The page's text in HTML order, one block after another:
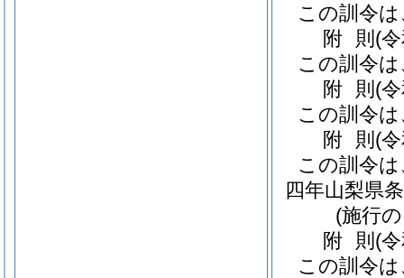
この訓令
附 則 (
この訓令
附 則 (
この訓令
附 則 (
この訓令
四年山梨県
(施行
附 則 (
この訓令